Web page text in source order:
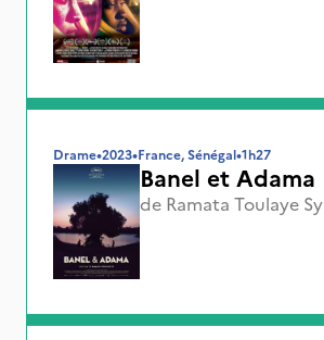
Drame•2023•France, Sénégal•1h27
Banel et Adama
de Ramata Toulaye Sy